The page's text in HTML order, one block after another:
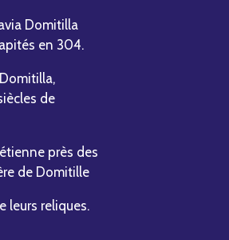
Domitilla
en 304.
de
près des
de Domitille
leurs reliques.